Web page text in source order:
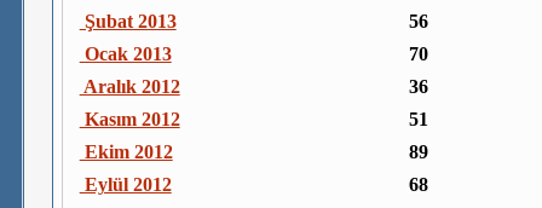
Şubat 2013
56
Ocak 2013
70
Aralık 2012
36
Kasım 2012
51
Ekim 2012
89
Eylül 2012
68